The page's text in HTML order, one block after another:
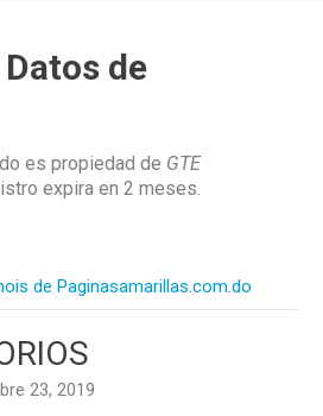
de
es propiedad de GTE
expira en 2 meses.
de Paginasamarillas.com.do
23, 2019